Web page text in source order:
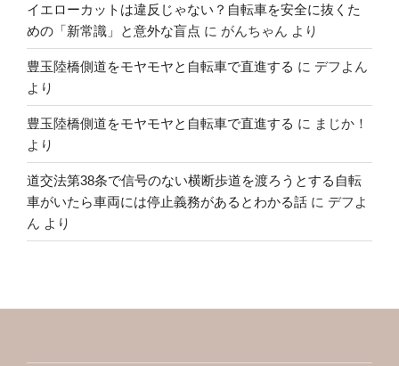
イエローカットは違反じゃない？自転車を安全に抜くた
めの「新常識」と意外な盲点 に がんちゃん より
豊玉陸橋側道をモヤモヤと自転車で直進する に デフよん
より
豊玉陸橋側道をモヤモヤと自転車で直進する に まじか！
より
道交法第38条で信号のない横断歩道を渡ろうとする自転
車がいたら車両には停止義務があるとわかる話 に デフよ
ん より